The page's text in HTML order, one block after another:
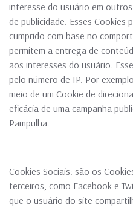
interesse do usuário em
de publicidade. Esses Cookies
cumprido com base no
permitem a entrega de
aos interesses do usuário.
pelo número de IP. Por
meio de um Cookie de
eficácia de uma campanha
Pampulha.
Cookies Sociais: são os
terceiros, como Facebook e
que o usuário do site